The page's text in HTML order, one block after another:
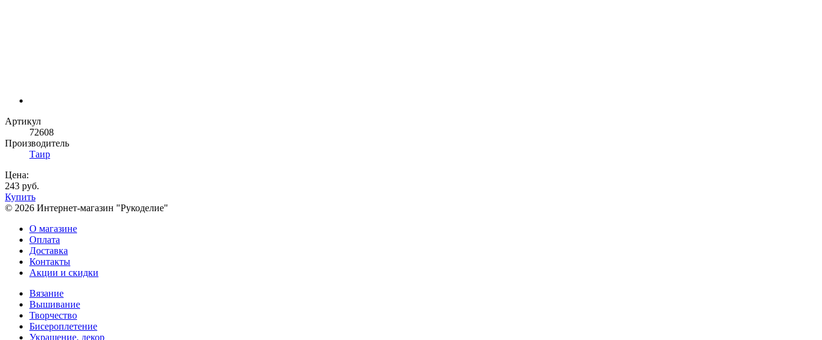
Артикул
72608
Производитель
Таир
Цена:
243 руб.
Купить
© 2026 Интернет-магазин "Рукоделие"
О магазине
Оплата
Доставка
Контакты
Акции и скидки
Вязание
Вышивание
Творчество
Бисероплетение
Украшение, декор